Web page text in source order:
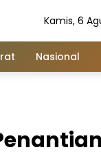
Kamis, 6
Nasional